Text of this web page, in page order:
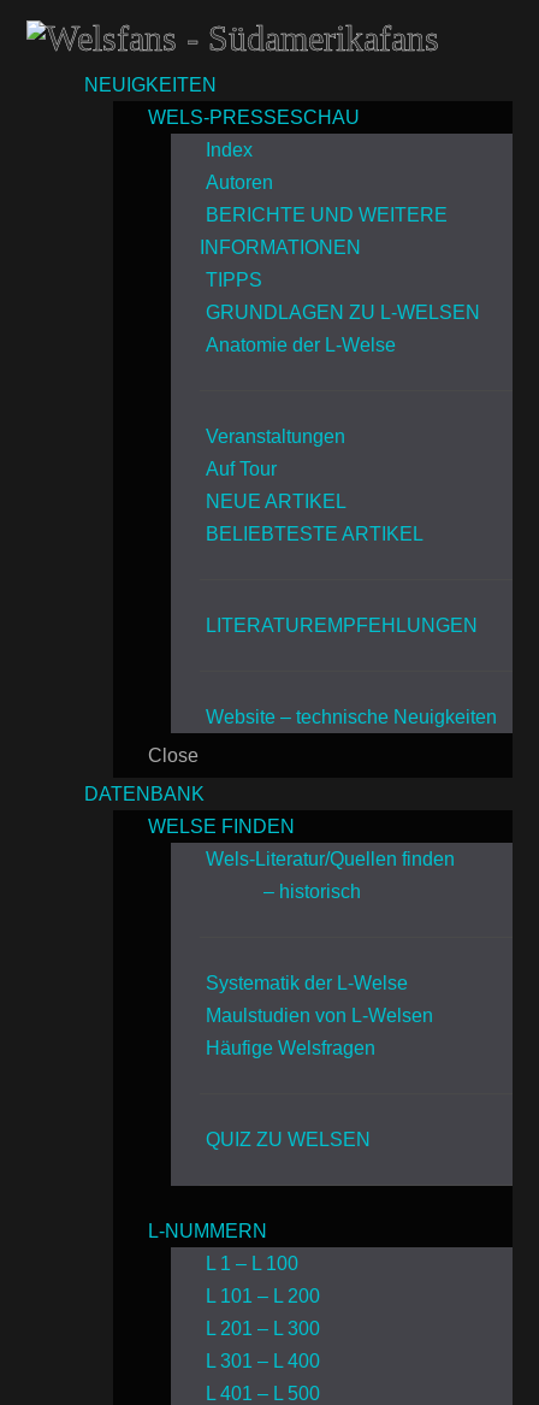
NEUIGKEITEN
WELS-PRESSESCHAU
Index
Autoren
BERICHTE UND WEITERE
INFORMATIONEN
TIPPS
GRUNDLAGEN ZU L-WELSEN
Anatomie der L-Welse
Veranstaltungen
Auf Tour
NEUE ARTIKEL
BELIEBTESTE ARTIKEL
LITERATUREMPFEHLUNGEN
Website – technische Neuigkeiten
Close
DATENBANK
WELSE FINDEN
Wels-Literatur/Quellen finden
– historisch
Systematik der L-Welse
Maulstudien von L-Welsen
Häufige Welsfragen
QUIZ ZU WELSEN
L-NUMMERN
L 1 – L 100
L 101 – L 200
L 201 – L 300
L 301 – L 400
L 401 – L 500